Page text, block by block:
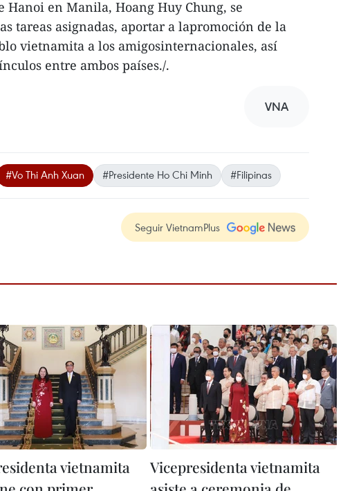
Hanoi en Manila, Hoang Huy Chung, se
tareas asignadas, aportar a lapromoción de la
vietnamita a los amigosinternacionales, así
entre ambos países./.
VNA
#Vo Thi Anh Xuan #Presidente Ho Chi Minh #Filipinas
Seguir VietnamPlus
vietnamita
Vicepresidenta vietnamita